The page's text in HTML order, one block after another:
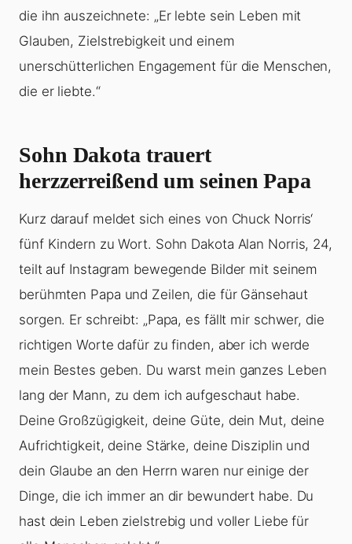
die ihn auszeichnete: „Er lebte sein Leben mit
Glauben, Zielstrebigkeit und einem
unerschütterlichen Engagement für die Menschen,
die er liebte.“
Sohn Dakota trauert
herzzerreißend um seinen Papa
Kurz darauf meldet sich eines von Chuck Norris‘
fünf Kindern zu Wort. Sohn Dakota Alan Norris, 24,
teilt auf Instagram bewegende Bilder mit seinem
berühmten Papa und Zeilen, die für Gänsehaut
sorgen. Er schreibt: „Papa, es fällt mir schwer, die
richtigen Worte dafür zu finden, aber ich werde
mein Bestes geben. Du warst mein ganzes Leben
lang der Mann, zu dem ich aufgeschaut habe.
Deine Großzügigkeit, deine Güte, dein Mut, deine
Aufrichtigkeit, deine Stärke, deine Disziplin und
dein Glaube an den Herrn waren nur einige der
Dinge, die ich immer an dir bewundert habe. Du
hast dein Leben zielstrebig und voller Liebe für